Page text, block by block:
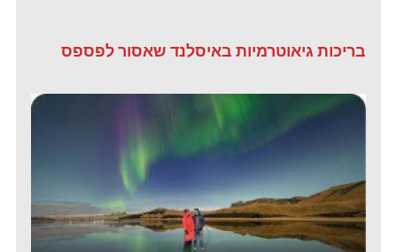
בריכות גיאוטרמיות באיסלנד שאסור לפספס